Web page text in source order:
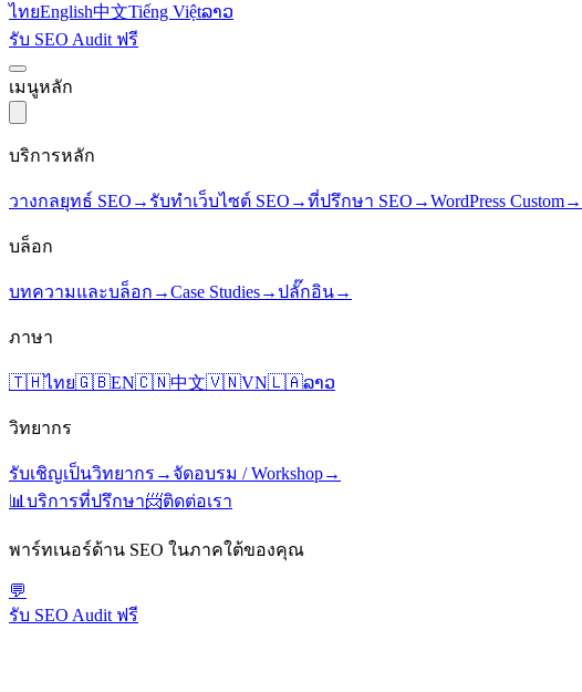
ไทยEnglish中文Tiếng Việtລາວ
รับ SEO Audit ฟรี
เมนูหลัก
บริการหลัก
วางกลยุทธ์ SEO → รับทำเว็บไซต์ SEO →ที่ปรึกษา SEO →WordPress Custom→
บล็อก
บทความและบล็อก →Case Studies→ปลั๊กอิน→
ภาษา
🇹🇭ไทย🇬🇧EN🇨🇳中文🇻🇳VN🇱🇦ລາວ
วิทยากร
รับเชิญเป็นวิทยากร → จัดอบรม / Workshop→
📊 บริการที่ปรึกษา📨ติดต่อเรา
พาร์ทเนอร์ด้าน SEO ในภาคใต้ของคุณ
💬
รับ SEO Audit ฟรี